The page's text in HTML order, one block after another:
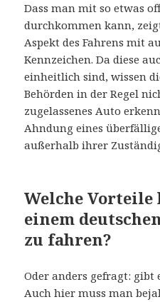
Dass man mit so etwas
durchkommen kann,
Aspekt des Fahrens mit
Kennzeichen. Da diese
einheitlich sind, wissen
Behörden in der Regel
zugelassenes Auto
Ahndung eines
außerhalb ihrer
Welche Vorteile
einem
zu fahren?
Oder anders gefragt: gibt
Auch hier muss man